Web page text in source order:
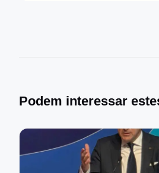
Podem interessar